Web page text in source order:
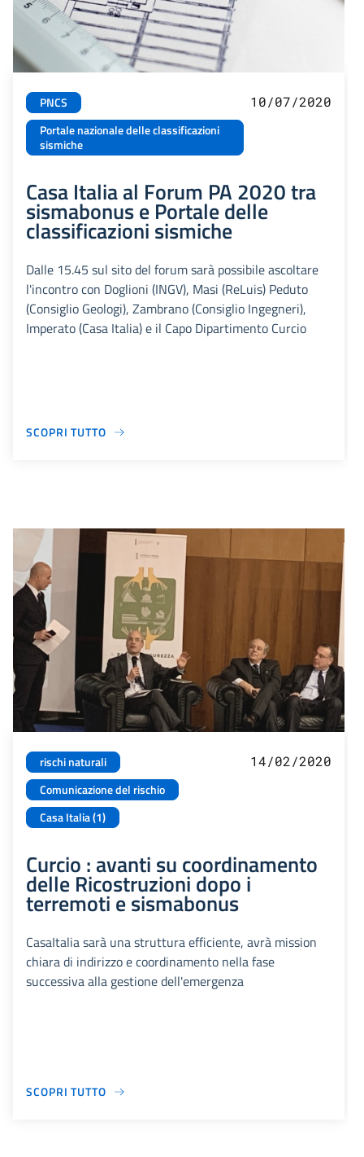
PNCS
Portale nazionale delle classificazioni
sismiche
10/07/2020
Casa Italia al Forum PA 2020 tra
sismabonus e Portale delle
classificazioni sismiche
Dalle 15.45 sul sito del forum sarà possibile ascoltare
l'incontro con Doglioni (INGV), Masi (ReLuis) Peduto
(Consiglio Geologi), Zambrano (Consiglio Ingegneri),
Imperato (Casa Italia) e il Capo Dipartimento Curcio
SCOPRI TUTTO
rischi naturali
Comunicazione del rischio
Casa Italia (1)
14/02/2020
Curcio : avanti su coordinamento
delle Ricostruzioni dopo i
terremoti e sismabonus
CasaItalia sarà una struttura efficiente, avrà mission
chiara di indirizzo e coordinamento nella fase
successiva alla gestione dell'emergenza
SCOPRI TUTTO